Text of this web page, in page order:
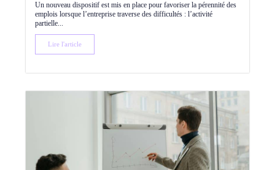
Un nouveau dispositif est mis en place pour favoriser la pérennité des
emplois lorsque l’entreprise traverse des difficultés : l’activité
partielle...
Lire l'article